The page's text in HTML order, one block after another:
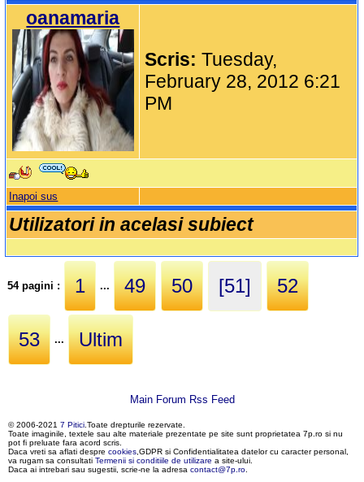
oanamaria
Scris:Tuesday,
February 28, 2012 6:21
PM
Inapoi sus
Utilizatori in acelasi subiect
54 pagini : 1 ... 49 50 [51] 52
53 ... Ultim
Main Forum Rss Feed
© 2006-2021 7 Pitici.Toate drepturile rezervate.
Toate imaginile, textele sau alte materiale prezentate pe site sunt proprietatea 7p.ro si nu
pot fi preluate fara acord scris.
Daca vreti sa aflati despre cookies,GDPR si Confidentialitatea datelor cu caracter personal,
va rugam sa consultati Termenii si conditiile de utilizare a site-ului.
Daca ai intrebari sau sugestii, scrie-ne la adresa contact@7p.ro.